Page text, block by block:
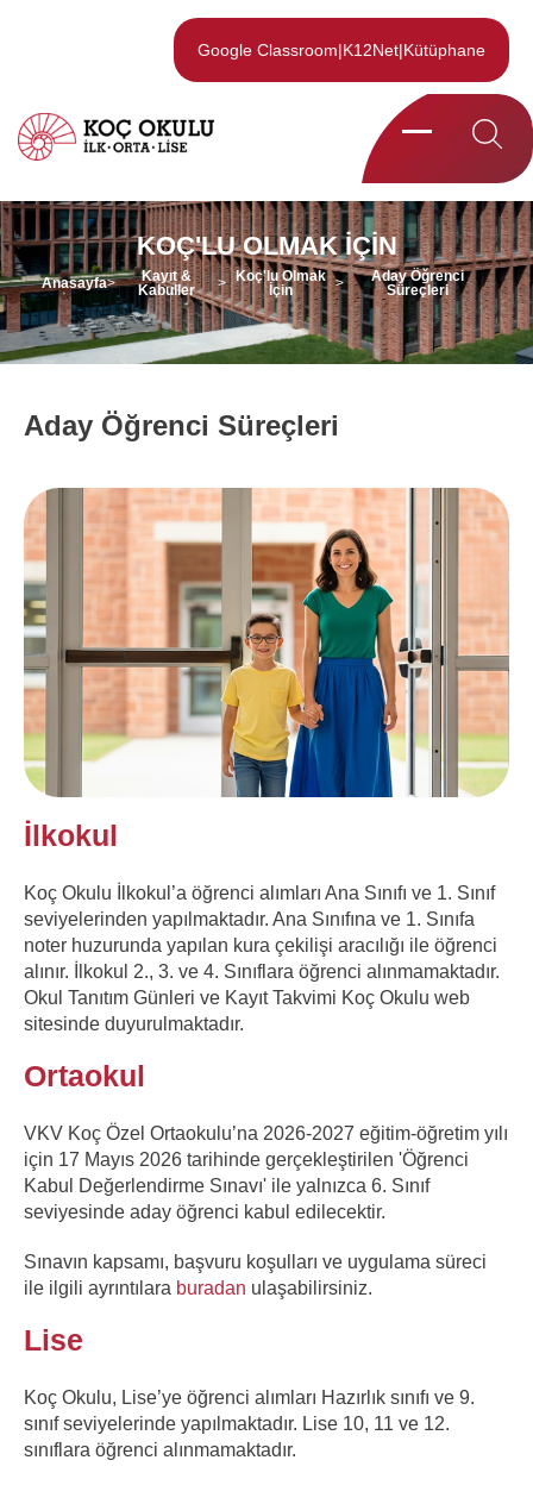
Google Classroom|K12Net|Kütüphane
KOÇ'LU OLMAK İÇIN
Anasayfa>
Kayıt &
Kabuller
> Koç'lu Olmak
İçin
>
Aday Öğrenci
Süreçleri
Aday Öğrenci Süreçleri
İlkokul
Koç Okulu İlkokul’a öğrenci alımları Ana Sınıfı ve 1. Sınıf
seviyelerinden yapılmaktadır. Ana Sınıfına ve 1. Sınıfa
noter huzurunda yapılan kura çekilişi aracılığı ile öğrenci
alınır. İlkokul 2., 3. ve 4. Sınıflara öğrenci alınmamaktadır.
Okul Tanıtım Günleri ve Kayıt Takvimi Koç Okulu web
sitesinde duyurulmaktadır.
Ortaokul
VKV Koç Özel Ortaokulu’na 2026-2027 eğitim-öğretim yılı
için 17 Mayıs 2026 tarihinde gerçekleştirilen 'Öğrenci
Kabul Değerlendirme Sınavı' ile yalnızca 6. Sınıf
seviyesinde aday öğrenci kabul edilecektir.
Sınavın kapsamı, başvuru koşulları ve uygulama süreci
ile ilgili ayrıntılara buradan ulaşabilirsiniz.
Lise
Koç Okulu, Lise’ye öğrenci alımları Hazırlık sınıfı ve 9.
sınıf seviyelerinde yapılmaktadır. Lise 10, 11 ve 12.
sınıflara öğrenci alınmamaktadır.